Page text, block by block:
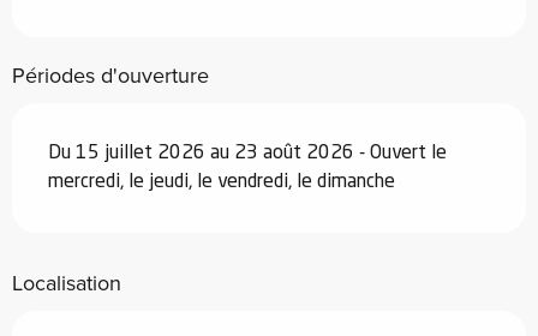
Périodes d'ouverture
Du 15 juillet 2026 au 23 août 2026 - Ouvert le
mercredi, le jeudi, le vendredi, le dimanche
Localisation